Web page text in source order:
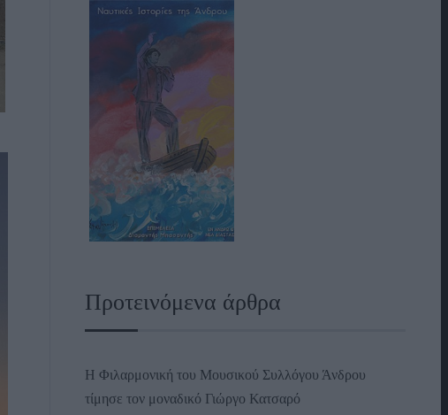
Προτεινόμενα άρθρα
Η Φιλαρμονική του Μουσικού Συλλόγου Άνδρου
τίμησε τον μοναδικό Γιώργο Κατσαρό